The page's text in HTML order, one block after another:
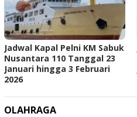
Jadwal Kapal Pelni KM Sabuk
Nusantara 110 Tanggal 23
Januari hingga 3 Februari
2026
OLAHRAGA